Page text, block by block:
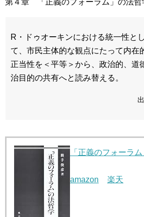
第４章 「正義のフォーラム」の法哲
R・ドゥオーキンにおける統一性と
て、市民主体的な観点にたって内在
正当性を＜平等＞から、政治的、道
治目的の共有へと読み替える。
「正義のフォーラ
amazon 楽天